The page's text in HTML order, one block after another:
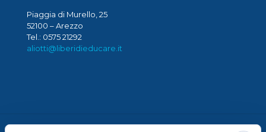
Piaggia di Murello, 25
52100 – Arezzo
Tel.: 0575 21292
aliotti@liberidieducare.it